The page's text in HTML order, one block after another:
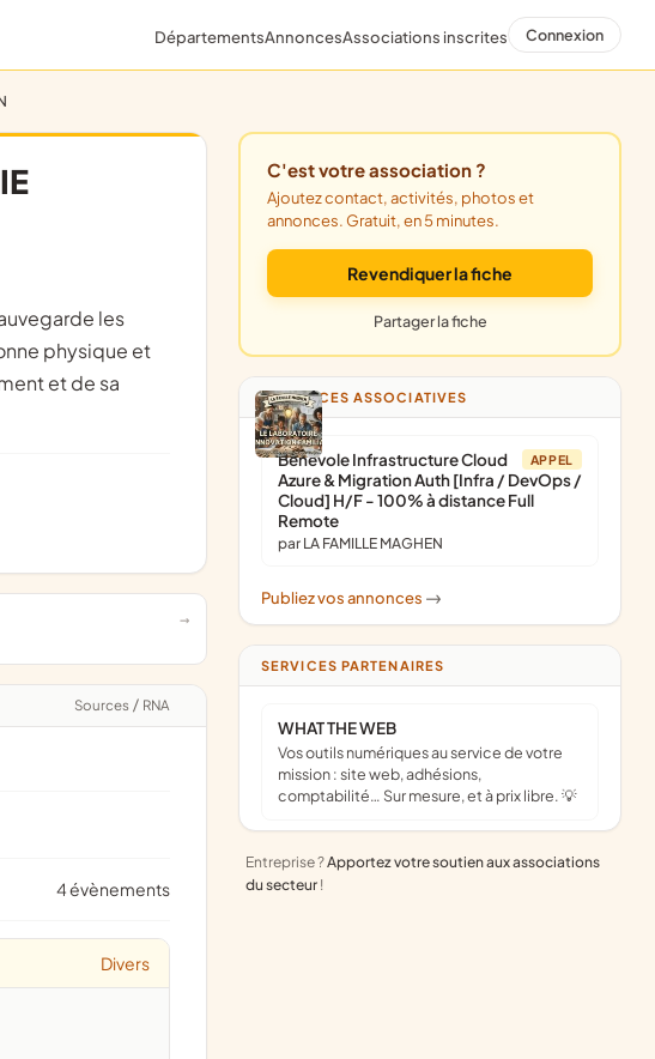
DépartementsAnnoncesAssociations inscrites Connexion
physique et
et de sa
Sources / RNA
4 évènements
Divers
C'est votre association ?
Ajoutez contact, activités, photos et
annonces. Gratuit, en 5 minutes.
Revendiquer la fiche
Partager la fiche
ANNONCES ASSOCIATIVES
APPEL
Bénévole Infrastructure Cloud
Azure & Migration Auth [Infra / DevOps /
Cloud] H/F - 100% à distance Full
Remote
par LA FAMILLE MAGHEN
Publiez vos annonces ->
SERVICES PARTENAIRES
WHAT THE WEB
Vos outils numériques au service de votre
mission : site web, adhésions,
comptabilité… Sur mesure, et à prix libre. 💡
Entreprise ?Apportez votre soutien aux associations
du secteur !